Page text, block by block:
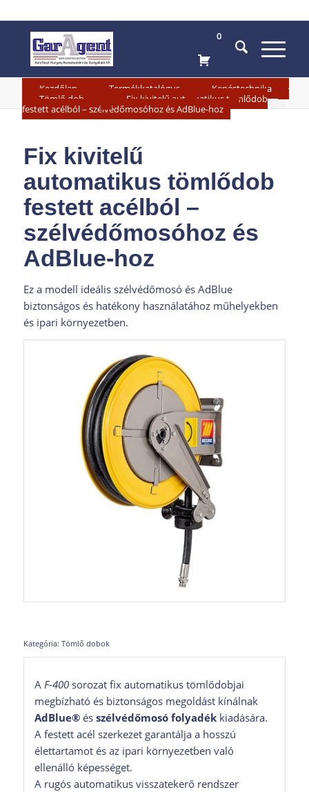
0
Kezdőlap Termékkatalógus Kenéstechnika
Tömlő dobok
Fix kivitelű automatikus tömlődob
festett acélból – szélvédőmosóhoz és AdBlue-hoz
Fix kivitelű
automatikus tömlődob
festett acélból –
szélvédőmosóhoz és
AdBlue-hoz
Ez a modell ideális szélvédőmosó és AdBlue
biztonságos és hatékony használatához műhelyekben
és ipari környezetben.
Kategória: Tömlő dobok
A F-400sorozat fix automatikus tömlődobjai
megbízható és biztonságos megoldást kínálnak
AdBlue®és szélvédőmosó folyadékkiadására.
A festett acél szerkezet garantálja a hosszú
élettartamot és az ipari környezetben való
ellenálló képességet.
A rugós automatikus visszatekerő rendszer